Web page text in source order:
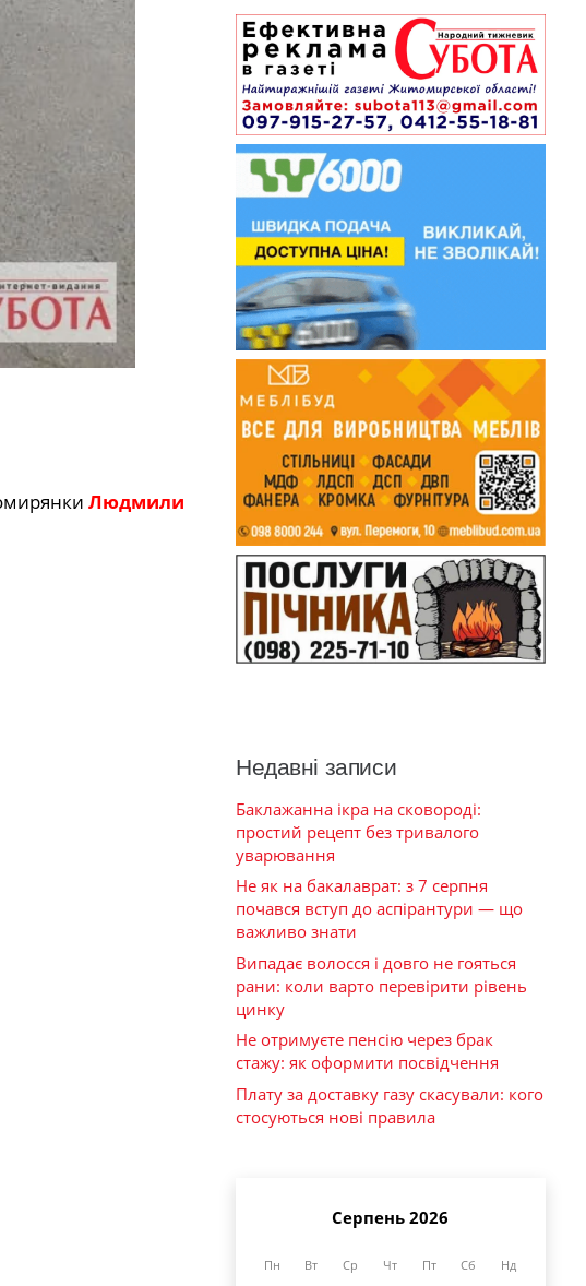
Людмили
Недавні записи
Баклажанна ікра на сковороді:
простий рецепт без тривалого
уварювання
Не як на бакалаврат: з 7 серпня
почався вступ до аспірантури — що
важливо знати
Випадає волосся і довго не гояться
рани: коли варто перевірити рівень
цинку
Не отримуєте пенсію через брак
стажу: як оформити посвідчення
Плату за доставку газу скасували: кого
стосуються нові правила
Серпень 2026
Пн Вт Ср Чт Пт Сб Нд